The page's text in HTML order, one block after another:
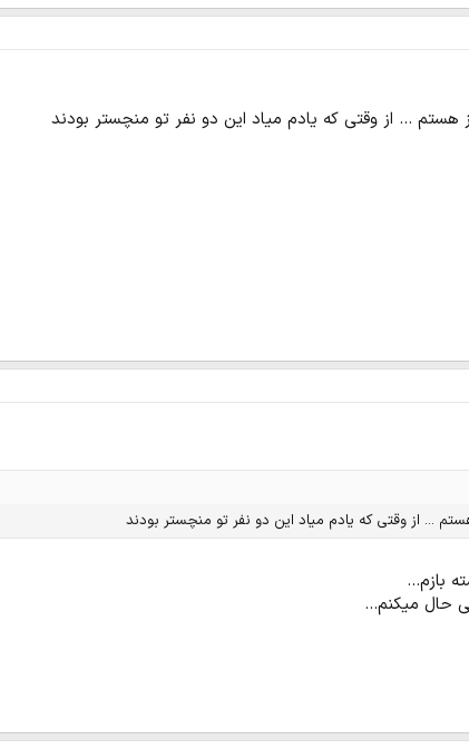
هستم ... از وقتی که یادم میاد این دو نفر تو منچستر بودند
... از وقتی که یادم میاد این دو نفر تو منچستر بودند
بازم...
حال میکنم...